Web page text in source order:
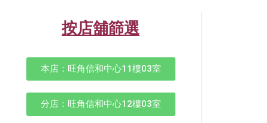
按店舖篩選
本店：旺角信和中心11樓03室
分店：旺角信和中心12樓03室